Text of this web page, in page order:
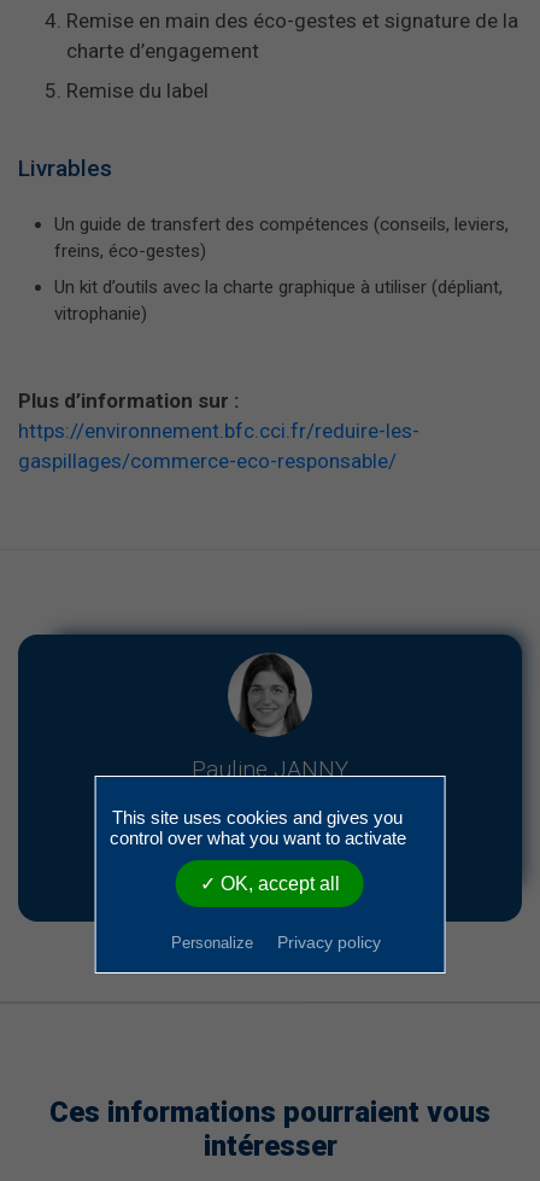
Remise en main des éco-gestes et signature de la
charte d’engagement
Remise du label
Livrables
Un guide de transfert des compétences (conseils, leviers,
freins, éco-gestes)
Un kit d’outils avec la charte graphique à utiliser (dépliant,
vitrophanie)
Plus d’information sur :
https://environnement.bfc.cci.fr/reduire-les-
gaspillages/commerce-eco-responsable/
Pauline JANNY
03 86 49 40 57
p.janny@yonne.cci.fr
Ces informations pourraient vous
intéresser
This site uses cookies and gives you
control over what you want to activate
✓ OK, accept all
Personalize Privacy policy